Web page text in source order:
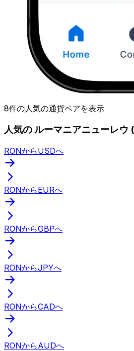
8件の人気の通貨ペアを表示
人気の ルーマニアニューレウ
RONからUSDへ
RONからEURへ
RONからGBPへ
RONからJPYへ
RONからCADへ
RONからAUDへ